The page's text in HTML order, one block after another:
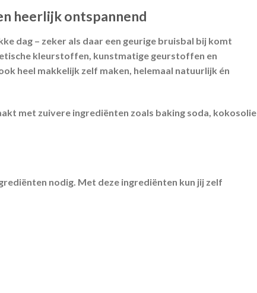
heerlijk ontspannend
dag – zeker als daar een geurige bruisbal bij komt
kleurstoffen, kunstmatige geurstoffen en
heel makkelijk zelf maken, helemaal natuurlijk én
met zuivere ingrediënten zoals baking soda, kokosolie
nodig. Met deze ingrediënten kun jij zelf